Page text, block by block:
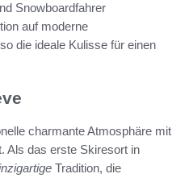
Snowboardfahrer
auf moderne
die ideale Kulisse für einen
charmante Atmosphäre mit
Als das erste Skiresort in
Tradition, die